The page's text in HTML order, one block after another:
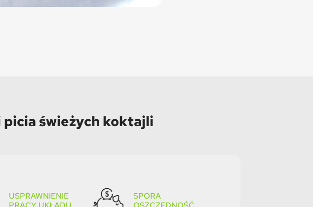
świeżych koktajli
USPRAWNIENIE
SPORA